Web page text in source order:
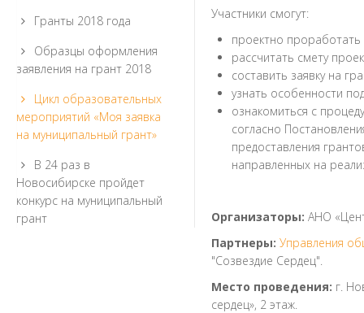
Гранты 2018 года
Образцы оформления
заявления на грант 2018
Цикл образовательных
мероприятий «Моя заявка
на муниципальный грант»
В 24 раз в
Новосибирске пройдет
конкурс на муниципальный
грант
Участники смогут:
проектно
рассчитать смету
составить заявку на
узнать особенности
ознакомиться с
согласно
предоставления
направленных на
Организаторы: АНО
Партнеры: Управления
"Созвездие Сердец".
Место проведения: г.
сердец», 2 этаж.